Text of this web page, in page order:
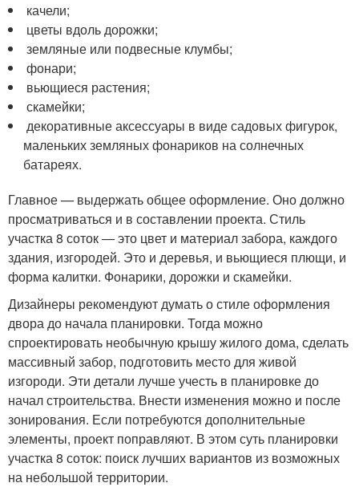
качели;
цветы вдоль дорожки;
земляные или подвесные клумбы;
фонари;
вьющиеся растения;
скамейки;
декоративные аксессуары в виде садовых фигурок,
маленьких земляных фонариков на солнечных
батареях.
Главное — выдержать общее оформление. Оно должно
просматриваться и в составлении проекта. Стиль
участка 8 соток — это цвет и материал забора, каждого
здания, изгородей. Это и деревья, и вьющиеся плющи, и
форма калитки. Фонарики, дорожки и скамейки.
Дизайнеры рекомендуют думать о стиле оформления
двора до начала планировки. Тогда можно
спроектировать необычную крышу жилого дома, сделать
массивный забор, подготовить место для живой
изгороди. Эти детали лучше учесть в планировке до
начал строительства. Внести изменения можно и после
зонирования. Если потребуются дополнительные
элементы, проект поправляют. В этом суть планировки
участка 8 соток: поиск лучших вариантов из возможных
на небольшой территории.